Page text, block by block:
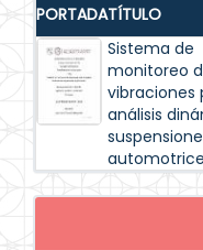
PORTADATÍTULO
Sistema de
monitoreo
vibraciones
análisis